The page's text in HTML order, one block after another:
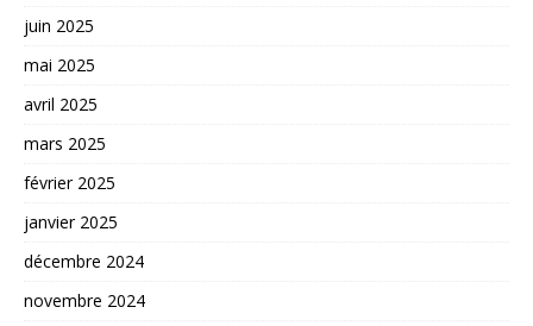
juin 2025
mai 2025
avril 2025
mars 2025
février 2025
janvier 2025
décembre 2024
novembre 2024